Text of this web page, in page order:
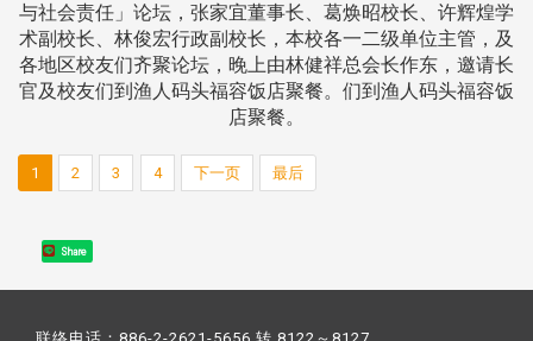
与社会责任」论坛，张家宜董事长、葛焕昭校长、许辉煌学
术副校长、林俊宏行政副校长，本校各一二级单位主管，及
各地区校友们齐聚论坛，晚上由林健祥总会长作东，邀请长
官及校友们到渔人码头福容饭店聚餐。们到渔人码头福容饭
店聚餐。
1 2 3 4 下一页 最后
Share